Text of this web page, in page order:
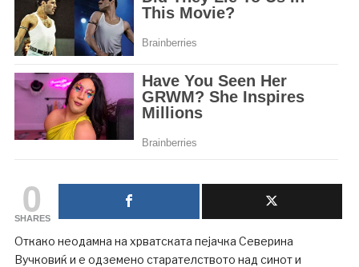
0
SHARES
Откако неодамна на хрватската пејачка Северина
Вучковиќ и е одземено старателството над синот и